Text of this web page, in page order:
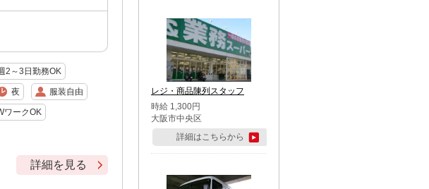
2～3日勤務OK
夜 服装自由
ワークOK
詳細を見る
レジ・商品陳列スタッフ
時給 1,300円
大阪市中央区
詳細はこちらから